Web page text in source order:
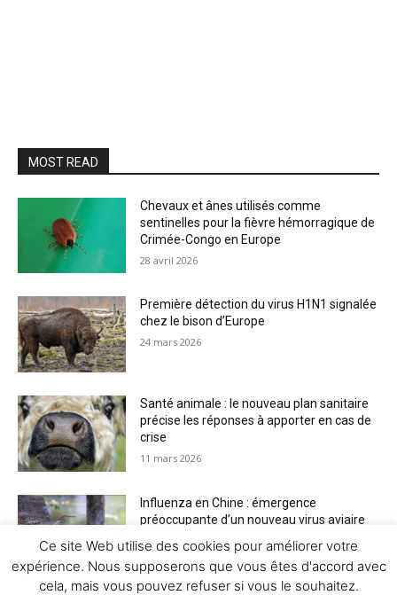
MOST READ
Chevaux et ânes utilisés comme
sentinelles pour la fièvre hémorragique de
Crimée-Congo en Europe
28 avril 2026
Première détection du virus H1N1 signalée
chez le bison d’Europe
24 mars 2026
Santé animale : le nouveau plan sanitaire
précise les réponses à apporter en cas de
crise
11 mars 2026
Influenza en Chine : émergence
préoccupante d’un nouveau virus aviaire
Ce site Web utilise des cookies pour améliorer votre
expérience. Nous supposerons que vous êtes d'accord avec
cela, mais vous pouvez refuser si vous le souhaitez.